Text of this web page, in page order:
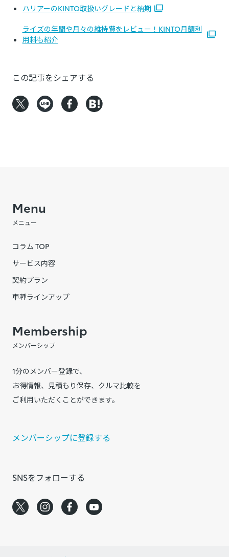
ハリアーのKINTO取扱いグレードと納期
ライズの年間や月々の維持費をレビュー！KINTO月額利
用料も紹介
この記事をシェアする
Menu
メニュー
コラム TOP
サービス内容
契約プラン
車種ラインアップ
Membership
メンバーシップ
1分のメンバー登録で、
お得情報、見積もり保存、クルマ比較を
ご利用いただくことができます。
メンバーシップに登録する
SNSをフォローする